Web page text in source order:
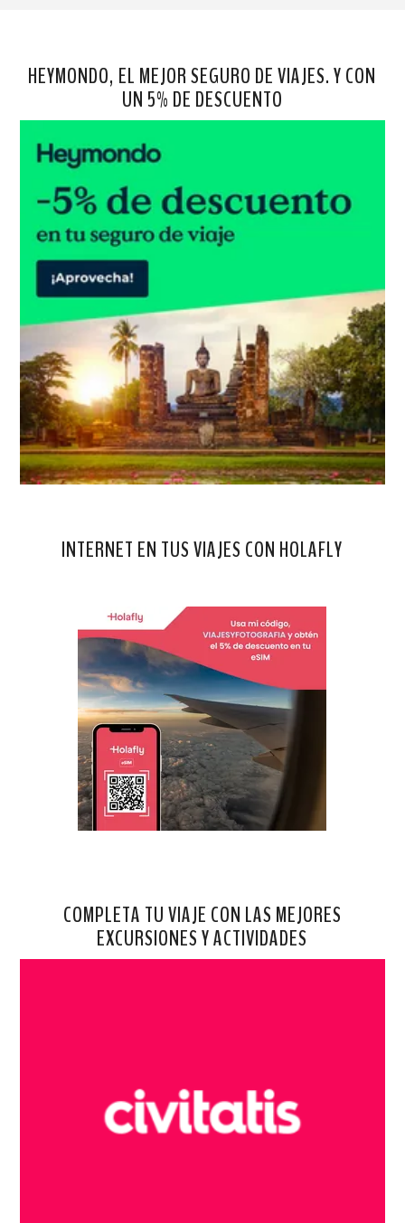
HEYMONDO, EL MEJOR SEGURO DE VIAJES. Y CON
UN 5% DE DESCUENTO
INTERNET EN TUS VIAJES CON HOLAFLY
COMPLETA TU VIAJE CON LAS MEJORES
EXCURSIONES Y ACTIVIDADES